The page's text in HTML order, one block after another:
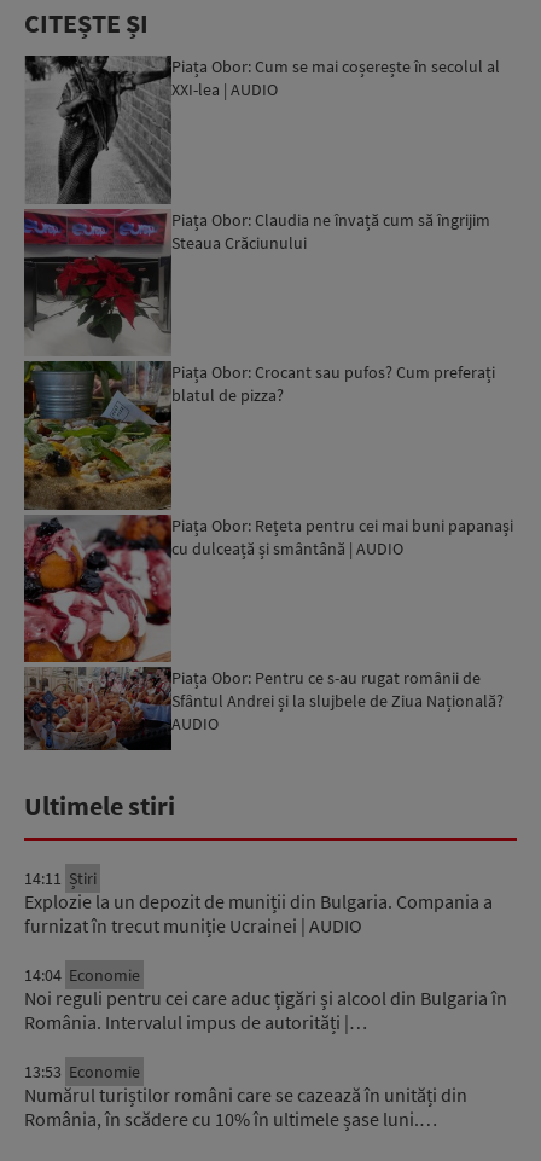
CITEȘTE ȘI
Piața Obor: Cum se mai coșerește în secolul al
XXI-lea | AUDIO
Piața Obor: Claudia ne învață cum să îngrijim
Steaua Crăciunului
Piața Obor: Crocant sau pufos? Cum preferați
blatul de pizza?
Piața Obor: Rețeta pentru cei mai buni papanași
cu dulceață și smântână | AUDIO
Piața Obor: Pentru ce s-au rugat românii de
Sfântul Andrei și la slujbele de Ziua Națională?
AUDIO
Ultimele stiri
14:11 Știri
Explozie la un depozit de muniții din Bulgaria. Compania a
furnizat în trecut muniție Ucrainei | AUDIO
14:04 Economie
Noi reguli pentru cei care aduc țigări și alcool din Bulgaria în
România. Intervalul impus de autorități |…
13:53 Economie
Numărul turiștilor români care se cazează în unități din
România, în scădere cu 10% în ultimele șase luni.…